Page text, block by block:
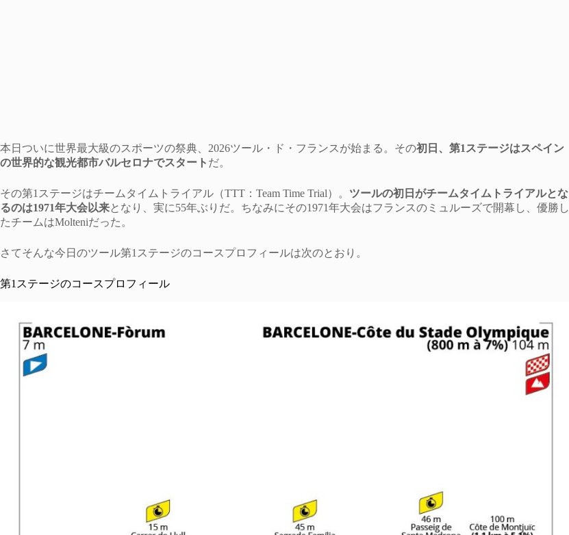
本日ついに世界最大級のスポーツの祭典、2026ツール・ド・フランスが始まる。その初日、第1ステージはスペイン
の世界的な観光都市バルセロナでスタート だ。
その第1ステージはチームタイムトライアル（TTT：Team Time Trial）。 ツールの初日がチームタイムトライアルとな
るのは1971年大会以来となり、実に55年ぶりだ。ちなみにその1971年大会はフランスのミュルーズで開幕し、優勝し
たチームはMolteniだった。
さてそんな今日のツール第1ステージのコースプロフィールは次のとおり。
第1ステージのコースプロフィール